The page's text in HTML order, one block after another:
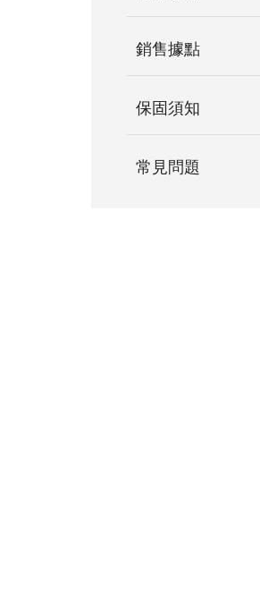
銷售據點
保固須知
常見問題